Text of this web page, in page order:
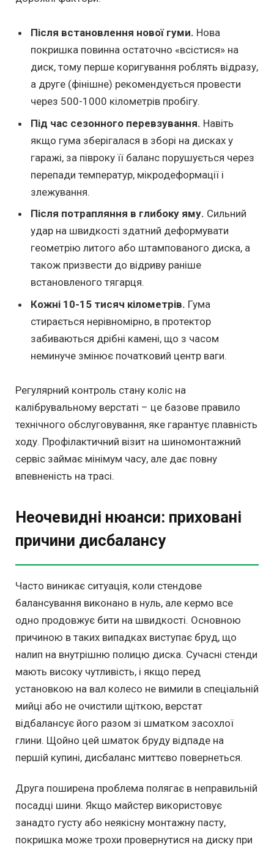
Після встановлення нової гуми. Нова
покришка повинна остаточно «всістися» на
диск, тому перше коригування роблять відразу,
а друге (фінішне) рекомендується провести
через 500-1000 кілометрів пробігу.
Під час сезонного перевзування. Навіть
якщо гума зберігалася в зборі на дисках у
гаражі, за півроку її баланс порушується через
перепади температур, мікродеформації і
злежування.
Після потрапляння в глибоку яму. Сильний
удар на швидкості здатний деформувати
геометрію литого або штампованого диска, а
також призвести до відриву раніше
встановленого тягарця.
Кожні 10-15 тисяч кілометрів. Гума
стирається нерівномірно, в протектор
забиваються дрібні камені, що з часом
неминуче змінює початковий центр ваги.
Регулярний контроль стану коліс на
калібрувальному верстаті – це базове правило
технічного обслуговування, яке гарантує плавність
ходу. Профілактичний візит на шиномонтажний
сервіс займає мінімум часу, але дає повну
впевненість на трасі.
Неочевидні нюанси: приховані
причини дисбалансу
Часто виникає ситуація, коли стендове
балансування виконано в нуль, але кермо все
одно продовжує бити на швидкості. Основною
причиною в таких випадках виступає бруд, що
налип на внутрішню полицю диска. Сучасні стенди
мають високу чутливість, і якщо перед
установкою на вал колесо не вимили в спеціальній
мийці або не очистили щіткою, верстат
відбалансує його разом зі шматком засохлої
глини. Щойно цей шматок бруду відпаде на
першій купині, дисбаланс миттєво повернеться.
Друга поширена проблема полягає в неправильній
посадці шини. Якщо майстер використовує
занадто густу або неякісну монтажну пасту,
покришка може трохи провернутися на диску при